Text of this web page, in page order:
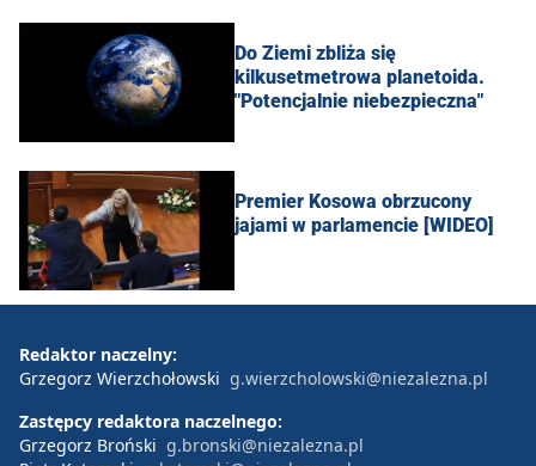
Do Ziemi zbliża się
kilkusetmetrowa planetoida.
"Potencjalnie niebezpieczna"
Premier Kosowa obrzucony
jajami w parlamencie [WIDEO]
Redaktor naczelny:
Grzegorz Wierzchołowski g.wierzcholowski@niezalezna.pl
Zastępcy redaktora naczelnego:
Grzegorz Broński g.bronski@niezalezna.pl